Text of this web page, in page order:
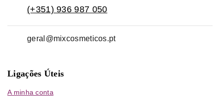
(+351) 936 987 050
geral@mixcosmeticos.pt
Ligações Úteis
A minha conta